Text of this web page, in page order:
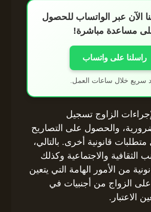
الآن عبر الواتساب للحصول
مساعدة مباشرة!
راسلنا على واتساب
سريع خلال ساعات العمل.
الزاوج تسجيل
والحصول على التصاريح
متطلبات قانونية أخرى. بالتالي،
الثقافية والاجتماعية وكذلك
من الأمور الهامة التي يتعين
على الزواج من أجنبيات في
الاعتبار.